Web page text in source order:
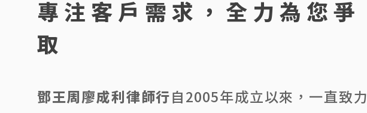
專注客戶需求，全力為您爭
取
鄧王周廖成利律師行自2005年成立以來，一直致力